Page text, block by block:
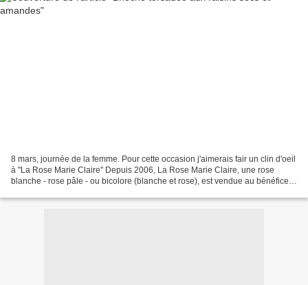
8 mars, journée de la femme. Pour cette occasion j'aimerais fair un clin d'oeil
à "La Rose Marie Claire" Depuis 2006, La Rose Marie Claire, une rose
blanche - rose pâle - ou bicolore (blanche et rose), est vendue au bénéfice